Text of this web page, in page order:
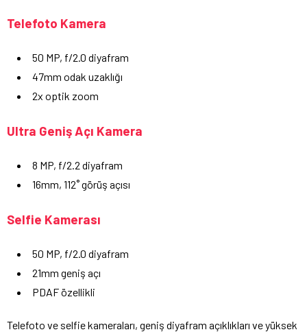
Telefoto Kamera
50 MP, f/2.0 diyafram
47mm odak uzaklığı
2x optik zoom
Ultra Geniş Açı Kamera
8 MP, f/2.2 diyafram
16mm, 112˚ görüş açısı
Selfie Kamerası
50 MP, f/2.0 diyafram
21mm geniş açı
PDAF özellikli
Telefoto ve selfie kameraları, geniş diyafram açıklıkları ve yüksek